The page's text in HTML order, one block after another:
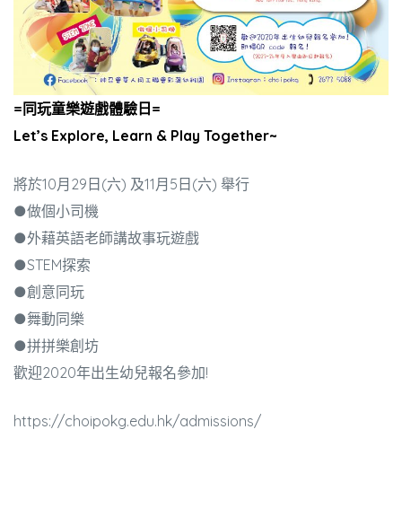
=同玩童樂遊戲體驗日=
Let’s Explore, Learn & Play Together~
將於10月29日(六) 及11月5日(六) 舉行
●做個小司機
●外藉英語老師講故事玩遊戲
●STEM探索
●創意同玩
●舞動同樂
●拼拼樂創坊
歡迎2020年出生幼兒報名參加!
https://choipokg.edu.hk/admissions/